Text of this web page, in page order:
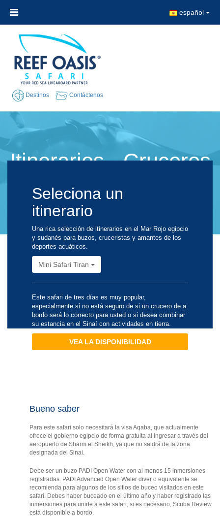
español
Destinos Contáctenos
Itinerarios - Cruceros
Buceo Mar Rojo
Seleciona un
itinerario
Una rica selección de itinerarios en el Mar Rojo egipcio
y sudanés para buzos, cruceristas y amantes de los
deportes acuáticos.
Mini Safari Tiran
Este safari de tres días es muy popular,
especialmente si no está seguro de si un crucero de a
bordo será lo correcto para usted o si desea combinar
su estancia en el Sinaí con actividades en tierra.
VEA LA DISPONIBILIDAD
Bueno saber
Para este safari solo necesitará la visa Aqaba, que actualmente
ofrece el gobierno egipcio de forma gratuita al ingresar a través del
aeropuerto de Sharm el Sheikh, ya que no saldrá de la zona
designada del Sinai.
Debe ser un buzo PADI Open Water con al menos 15 inmersiones
registradas. PADI Advanced Open Water diver o equivalente se
recomienda para algunos de los sitios de buceo visitados en este
safari. Debes haber buceado en el último año y haber registrado las
inmersiones para unirte a este safari; si es necesario, Scuba Review
está disponible a bordo.